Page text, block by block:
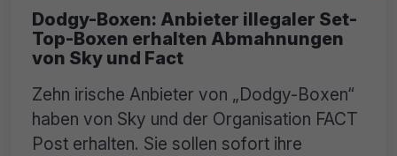
Dodgy-Boxen: Anbieter illegaler Set-
Top-Boxen erhalten Abmahnungen
von Sky und Fact
Zehn irische Anbieter von „Dodgy-Boxen“
haben von Sky und der Organisation FACT
Post erhalten. Sie sollen sofort ihre